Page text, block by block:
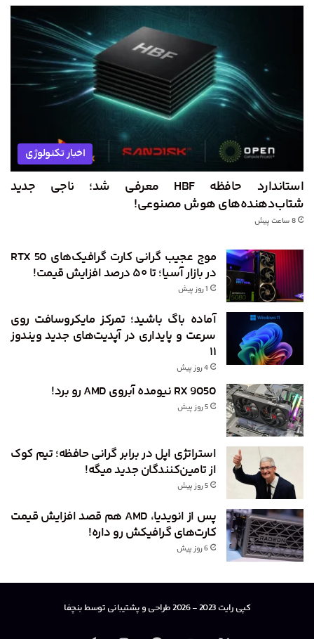
اخبار تکنولوژی
استاندارد حافظه HBF معرفی شد؛ ناجی جدید
شتاب‌دهنده‌های هوش مصنوعی!
8 ساعت پیش
موج عجیب گرانی کارت گرافیک‌های RTX 50
در بازار آسیا؛ تا ۵۰ درصد افزایش قیمت!
1 روز پیش
آماده باگ باشید؛ تمرکز مایکروسافت روی
سرعت و پایداری در آپدیت‌های جدید ویندوز
۱۱
4 روز پیش
RX 9050 نیومده آبروی AMD رو برد!
5 روز پیش
استراتژی اپل در برابر گرانی حافظه؛ تیم کوک
از تامین‌کنندگان جدید میگه!
5 روز پیش
پس از انویدیا، AMD هم قصد افزایش قیمت
کارت‌های گرافیکش رو داره!
6 روز پیش
کپی رایت 2023 - 2026 طراحی و پشتیبانی توسط بنچفا